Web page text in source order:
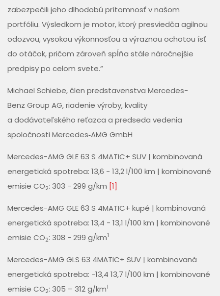
zabezpečili jeho dlhodobú prítomnosť v našom
portfóliu. Výsledkom je motor, ktorý presviedča agilnou
odozvou, vysokou výkonnosťou a výraznou ochotou ísť
do otáčok, pričom zároveň spĺňa stále náročnejšie
predpisy po celom svete.“
Michael Schiebe, člen predstavenstva Mercedes-
Benz Group AG, riadenie výroby, kvality
a dodávateľského reťazca a predseda vedenia
spoločnosti Mercedes‑AMG GmbH
Mercedes-AMG GLE 63 S 4MATIC+ SUV | kombinovaná
energetická spotreba: 13,6 - 13,2 l/100 km | kombinované
emisie CO2: 303 - 299 g/km [1]
Mercedes-AMG GLE 63 S 4MATIC+ kupé | kombinovaná
energetická spotreba: 13,4 - 13,1 l/100 km | kombinované
emisie CO2: 308 - 299 g/km1
Mercedes-AMG GLS 63 4MATIC+ SUV | kombinovaná
energetická spotreba: -13,4 13,7 l/100 km | kombinované
emisie CO2: 305 – 312 g/km1